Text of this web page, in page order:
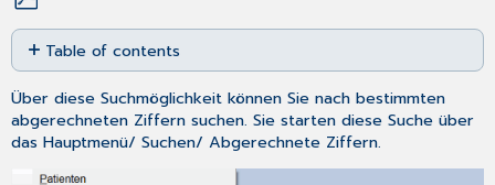
Save
as
PDF
Table of contents
No
headers
Über diese Suchmöglichkeit können Sie nach bestimmten
abgerechneten Ziffern suchen. Sie starten diese Suche über
dasHauptmenü/Suchen/Abgerechnete Ziffern.